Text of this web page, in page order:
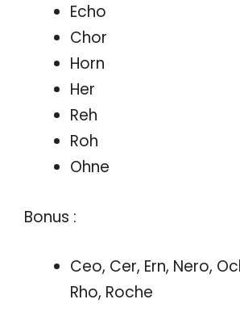
Echo
Chor
Horn
Her
Reh
Roh
Ohne
Bonus :
Ceo, Cer, Ern, Nero,
Rho, Roche